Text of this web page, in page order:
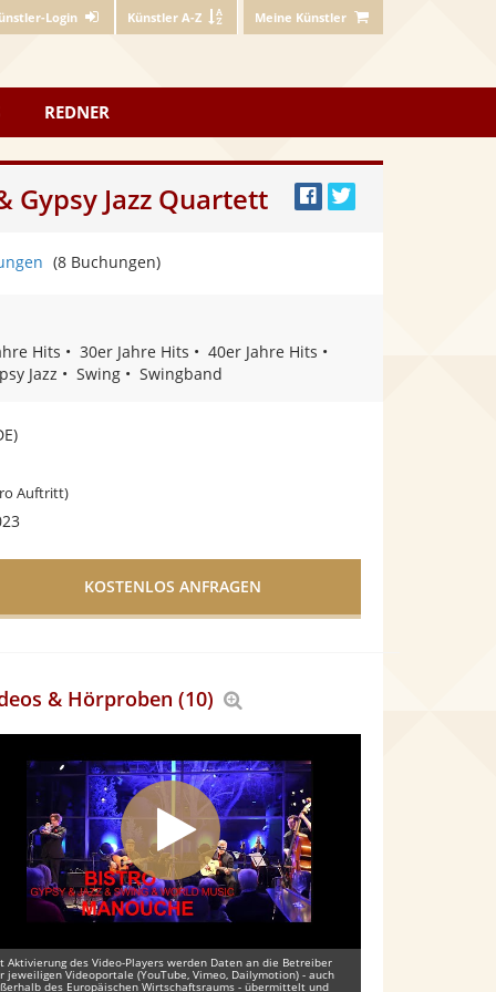
Login Künstler A-Z Meine Künstler
REDNER
Gypsy Jazz Quartett
(8 Buchungen)
Hits 30er Jahre Hits
40er Jahre Hits
Jazz Swing Swingband
Auftritt)
& Hörproben (10)
Aktivierung des Video-Players werden Daten an die Betreiber
jeweiligen Videoportale (YouTube, Vimeo, Dailymotion) - auch
des Europäischen Wirtschaftsraums - übermittelt und